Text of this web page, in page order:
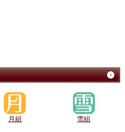
月組 雪組